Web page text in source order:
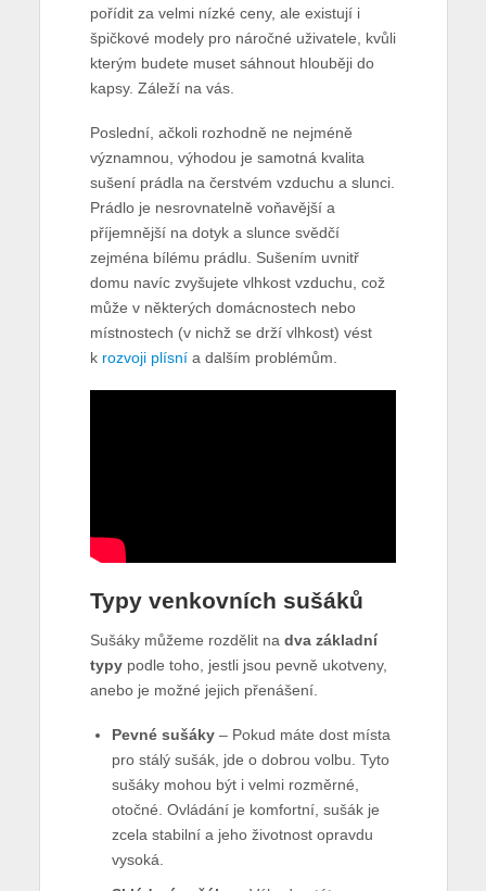
pořídit za velmi nízké ceny, ale existují i
špičkové modely pro náročné uživatele, kvůli
kterým budete muset sáhnout hlouběji do
kapsy. Záleží na vás.
Poslední, ačkoli rozhodně ne nejméně
významnou, výhodou je samotná kvalita
sušení prádla na čerstvém vzduchu a slunci.
Prádlo je nesrovnatelně voňavější a
příjemnější na dotyk a slunce svědčí
zejména bílému prádlu. Sušením uvnitř
domu navíc zvyšujete vlhkost vzduchu, což
může v některých domácnostech nebo
místnostech (v nichž se drží vlhkost) vést
k rozvoji plísnía dalším problémům.
Typy venkovních sušáků
Sušáky můžeme rozdělit na dva základní
typypodle toho, jestli jsou pevně ukotveny,
anebo je možné jejich přenášení.
Pevné sušáky– Pokud máte dost místa
pro stálý sušák, jde o dobrou volbu. Tyto
sušáky mohou být i velmi rozměrné,
otočné. Ovládání je komfortní, sušák je
zcela stabilní a jeho životnost opravdu
vysoká.